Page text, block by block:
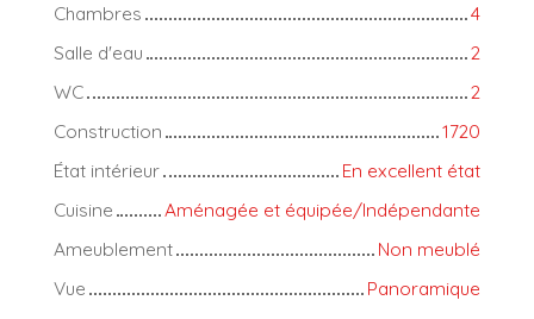
Chambres
4
Salle d'eau
2
WC
2
Construction
1720
État intérieur
En excellent état
Cuisine
Aménagée et équipée/Indépendante
Ameublement
Non meublé
Vue
Panoramique